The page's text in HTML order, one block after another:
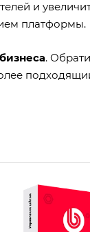
и
платформы.
.